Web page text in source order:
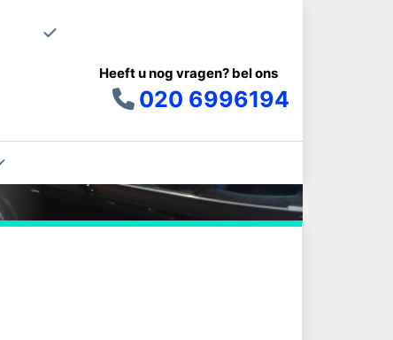
Heeft u nog vragen? bel ons
020 6996194